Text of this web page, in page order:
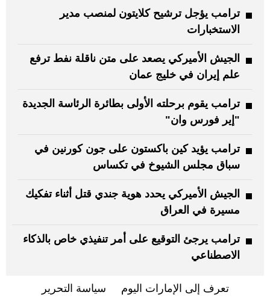
ترامب يؤجل ترشيح كلايتون لمنصب مدير
الاستخبارات
الجيش الأميركي يصعد على متن ناقلة نفط ترفع
علم إيران في خليج عمان
ترامب يقوم برحلته الأولى بطائرة الرئاسة الجديدة
"إير فورس وان"
ترامب يؤيد كين باكستون على جون كورنين في
سباق مجلس الشيوخ في تكساس
الجيش الأميركي يحدد هوية جندي قتل أثناء تفكيك
مسيرة في العراق
ترامب يرجئ التوقيع على أمر تنفيذي خاص بالذكاء
الاصطناعي
تعرف إلى الإمارات اليوم سياسة التحرير